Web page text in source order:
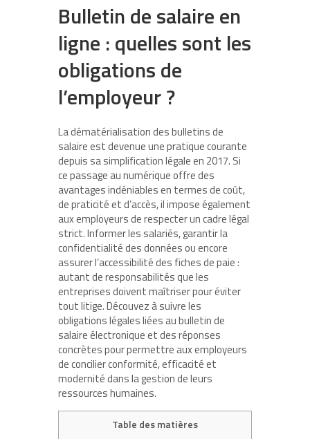
Bulletin de salaire en
ligne : quelles sont les
obligations de
l’employeur ?
La dématérialisation des bulletins de
salaire est devenue une pratique courante
depuis sa simplification légale en 2017. Si
ce passage au numérique offre des
avantages indéniables en termes de coût,
de praticité et d’accès, il impose également
aux employeurs de respecter un cadre légal
strict. Informer les salariés, garantir la
confidentialité des données ou encore
assurer l’accessibilité des fiches de paie :
autant de responsabilités que les
entreprises doivent maîtriser pour éviter
tout litige. Découvez à suivre les
obligations légales liées au bulletin de
salaire électronique et des réponses
concrètes pour permettre aux employeurs
de concilier conformité, efficacité et
modernité dans la gestion de leurs
ressources humaines.
Table des matières